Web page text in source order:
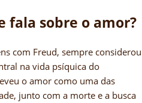
fala sobre o amor?
com Freud, sempre considerou
na vida psíquica do
o amor como uma das
junto com a morte e a busca